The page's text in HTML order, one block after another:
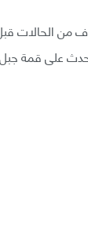
من الحالات
على قمة جبل